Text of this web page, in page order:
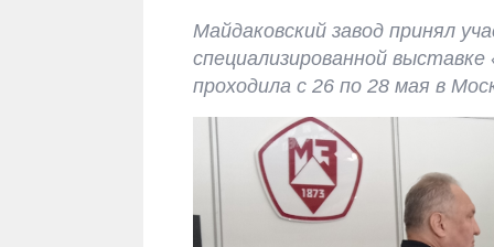
Майдаковский завод принял
специализированной
проходила с 26 по 28 мая в